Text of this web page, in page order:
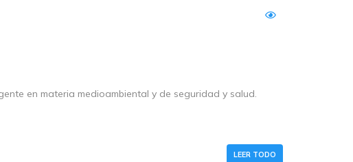
en materia medioambiental y de seguridad y salud.
LEER TODO